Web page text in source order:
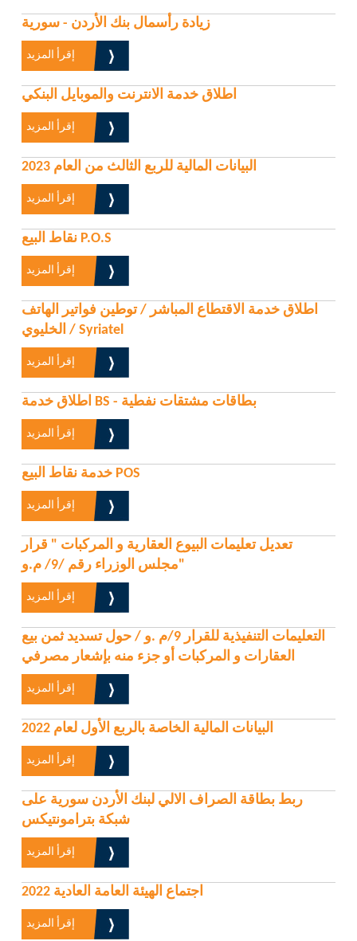
زيادة رأسمال بنك الأردن - سورية
إقرأ المزيد
اطلاق خدمة الانترنت والموبايل البنكي
إقرأ المزيد
البيانات المالية للربع الثالث من العام 2023
إقرأ المزيد
نقاط البيع P.O.S
إقرأ المزيد
اطلاق خدمة الاقتطاع المباشر / توطين فواتير الهاتف
الخليوي / Syriatel
إقرأ المزيد
اطلاق خدمة BS - بطاقات مشتقات نفطية
إقرأ المزيد
خدمة نقاط البيع POS
إقرأ المزيد
تعديل تعليمات البيوع العقارية و المركبات " قرار
مجلس الوزراء رقم /9/ م.و"
إقرأ المزيد
التعليمات التنفيذية للقرار 9/م .و / حول تسديد ثمن بيع
العقارات و المركبات أو جزء منه بإشعار مصرفي
إقرأ المزيد
البيانات المالية الخاصة بالربع الأول لعام 2022
إقرأ المزيد
ربط بطاقة الصراف الالي لبنك الأردن سورية على
شبكة بترامونتيكس
إقرأ المزيد
اجتماع الهيئة العامة العادية 2022
إقرأ المزيد